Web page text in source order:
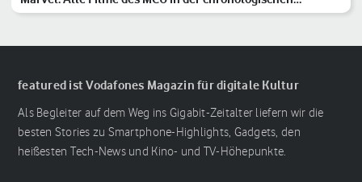
Reihenfolge
featured ist Vodafones Magazin für digitale Kultur
Als Begleiter auf dem Weg ins Gigabit-Zeitalter liefern wir die
besten Stories zu Smartphone-Highlights, Gadgets, den
heißesten Tech-News und Kino- und TV-Höhepunkte.